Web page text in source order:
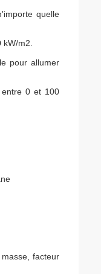
quelle
m2.
pour allumer
0 et 100
facteur